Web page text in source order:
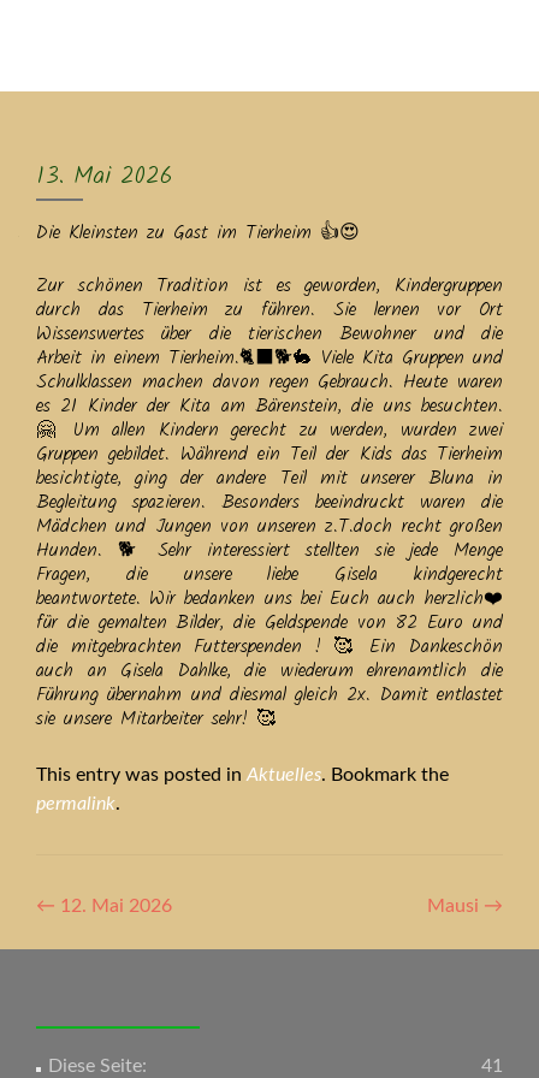
13. Mai 2026
Die Kleinsten zu Gast im Tierheim 👍😍
Zur schönen Tradition ist es geworden, Kindergruppen
durch das Tierheim zu führen. Sie lernen vor Ort
Wissenswertes über die tierischen Bewohner und die
Arbeit in einem Tierheim.🐈‍⬛🐕🐇 Viele Kita Gruppen und
Schulklassen machen davon regen Gebrauch. Heute waren
es 21 Kinder der Kita am Bärenstein, die uns besuchten.
🤗 Um allen Kindern gerecht zu werden, wurden zwei
Gruppen gebildet. Während ein Teil der Kids das Tierheim
besichtigte, ging der andere Teil mit unserer Bluna in
Begleitung spazieren. Besonders beeindruckt waren die
Mädchen und Jungen von unseren z.T.doch recht großen
Hunden. 🐕 Sehr interessiert stellten sie jede Menge
Fragen, die unsere liebe Gisela kindgerecht
beantwortete. Wir bedanken uns bei Euch auch herzlich❤️
für die gemalten Bilder, die Geldspende von 82 Euro und
die mitgebrachten Futterspenden ! 🥰 Ein Dankeschön
auch an Gisela Dahlke, die wiederum ehrenamtlich die
Führung übernahm und diesmal gleich 2x. Damit entlastet
sie unsere Mitarbeiter sehr! 🥰
This entry was posted in Aktuelles. Bookmark the
permalink.
Artikel-
Navigation
← 12. Mai 2026 Mausi →
41
Diese Seite: